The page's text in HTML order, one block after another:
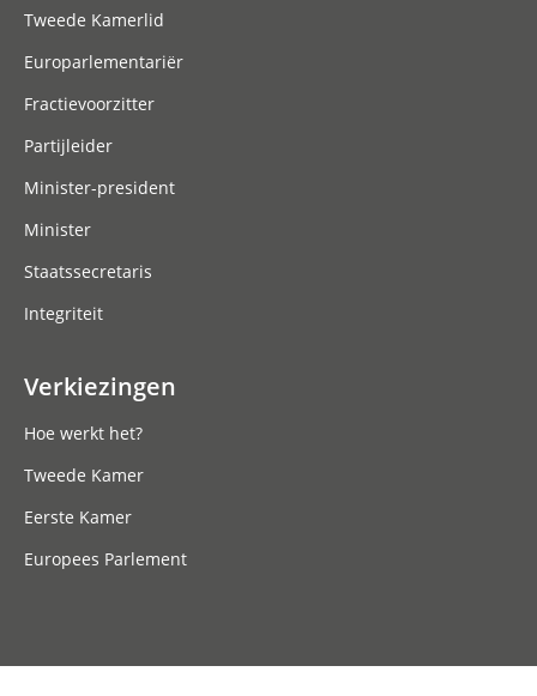
Tweede Kamerlid
Europarlementariër
Fractievoorzitter
Partijleider
Minister-president
Minister
Staatssecretaris
Integriteit
Verkiezingen
Hoe werkt het?
Tweede Kamer
Eerste Kamer
Europees Parlement